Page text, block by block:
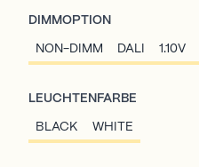
DIMMOPTION
NON-DIMM DALI 1.10V
LEUCHTENFARBE
BLACK WHITE